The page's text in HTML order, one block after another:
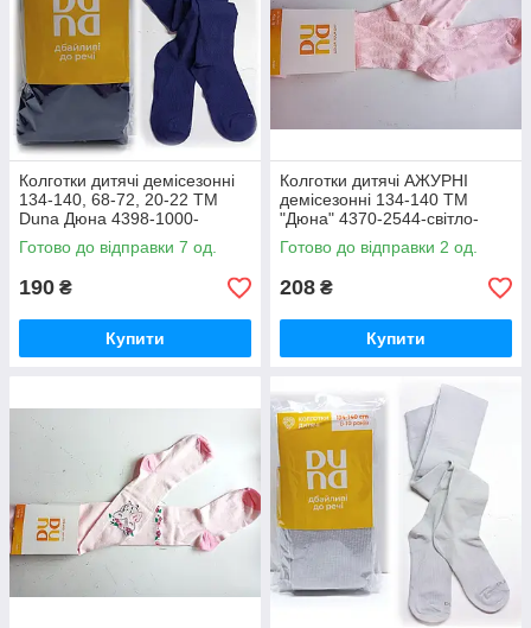
Колготки дитячі демісезонні
134-140, 68-72, 20-22 ТМ
Duna Дюна 4398-1000-
темно-синій / весна-осінь
Готово до відправки 7 од.
190 ₴
Купити
Колготки дитячі АЖУРНІ
демісезонні 134-140 ТМ
"Дюна" 4370-2544-світло-
рожевий / весна-осінь
Готово до відправки 2 од.
208 ₴
Купити